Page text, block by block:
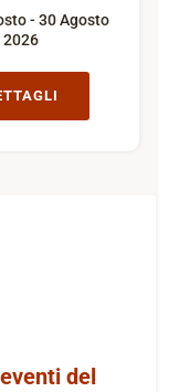
- 30 Agosto
2026
del